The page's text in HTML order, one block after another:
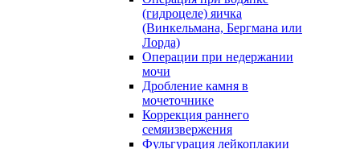
(гидроцеле) яичка
(Винкельмана, Бергмана или
Лорда)
Операции при недержании
мочи
Дробление камня в
мочеточнике
Коррекция раннего
семяизвержения
Фульгурация лейкоплакии